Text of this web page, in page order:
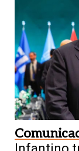
Infantino